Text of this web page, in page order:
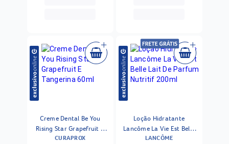
Creme Dental Be You
Rising Star Grapefruit E
Tangerina 60ml
CURAPROX
Loção Hidratante
Lancôme La Vie Est Belle
Lait De Parfum Nutritif
LANCÔME